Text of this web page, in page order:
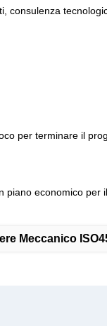
consulenza
per terminare il
piano economico per
Meccanico